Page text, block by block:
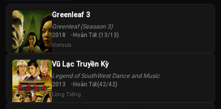
Greenleaf 3
Greenleaf (Seasson 3)
2018 Hoàn Tất (13/13)
Vietsub
Vũ Lạc Truyền Kỳ
Legend of SouthWest Dance and Music
2013 Hoàn Tất(42/42)
Lồng Tiếng